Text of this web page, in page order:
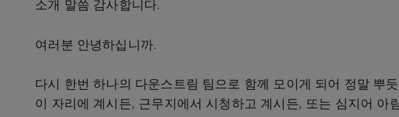
소개 말씀 감사합니다.
여러분 안녕하십니까.
다시 한번 하나의 다운스트림 팀으로 함께 모이게 되어 정말 뿌
이 자리에 계시든, 근무지에서 시청하고 계시든, 또는 심지어 아